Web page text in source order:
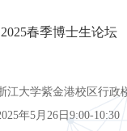
2025春季博士生论坛
大学紫金港校区行政
年5月26日9:00-10:30